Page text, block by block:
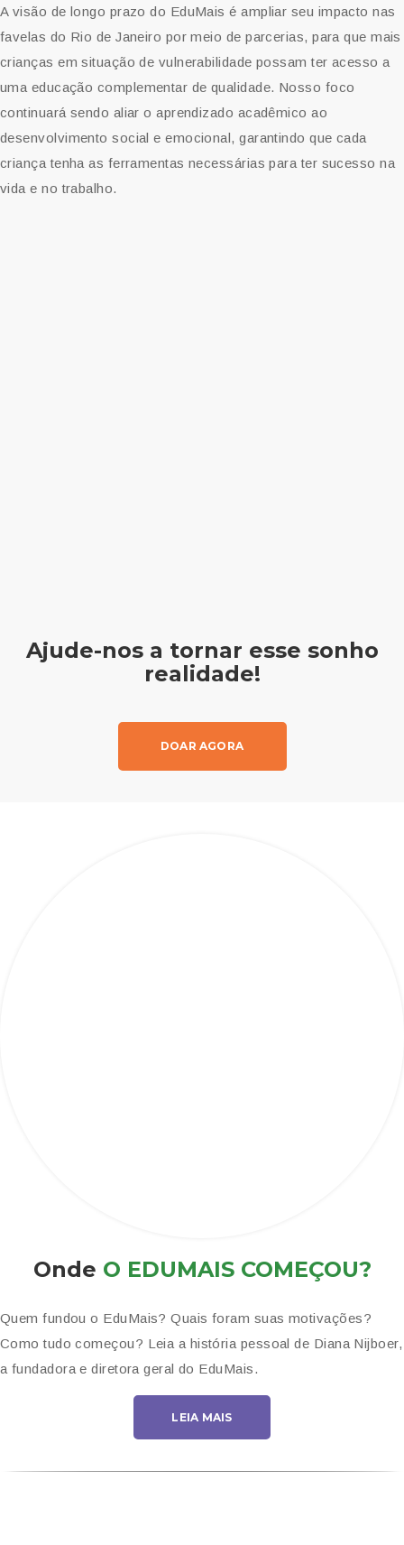
A visão de longo prazo do EduMais é ampliar seu impacto nas
favelas do Rio de Janeiro por meio de parcerias, para que mais
crianças em situação de vulnerabilidade possam ter acesso a
uma educação complementar de qualidade. Nosso foco
continuará sendo aliar o aprendizado acadêmico ao
desenvolvimento social e emocional, garantindo que cada
criança tenha as ferramentas necessárias para ter sucesso na
vida e no trabalho.
Ajude-nos a tornar esse sonho
realidade!
DOAR AGORA
Onde O EDUMAIS COMEÇOU?
Quem fundou o EduMais? Quais foram suas motivações?
Como tudo começou? Leia a história pessoal de Diana Nijboer,
a fundadora e diretora geral do EduMais.
LEIA MAIS